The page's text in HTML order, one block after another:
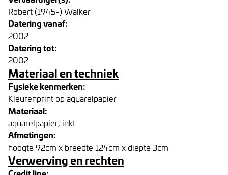
Robert (1945-) Walker
Datering vanaf:
2002
Datering tot:
2002
Materiaal en techniek
Fysieke kenmerken:
Kleurenprint op aquarelpapier
Materiaal:
aquarelpapier, inkt
Afmetingen:
hoogte 92cm x breedte 124cm x diepte 3cm
Verwerving en rechten